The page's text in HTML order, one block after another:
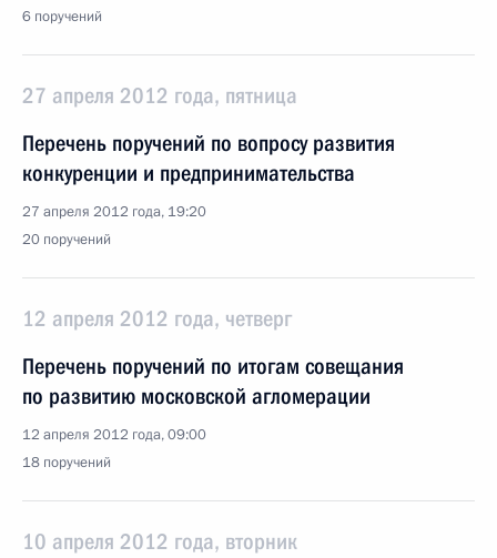
6 поручений
27 апреля 2012 года, пятница
Перечень поручений по вопросу развития
конкуренции и предпринимательства
27 апреля 2012 года, 19:20
20 поручений
12 апреля 2012 года, четверг
Перечень поручений по итогам совещания
по развитию московской агломерации
12 апреля 2012 года, 09:00
18 поручений
10 апреля 2012 года, вторник